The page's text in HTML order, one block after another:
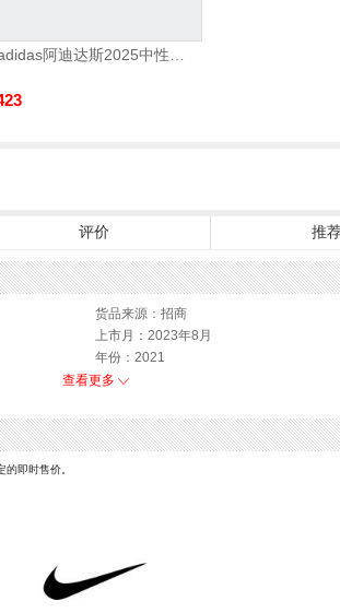
adidas阿迪达斯2025中性edge gamedaySPW FTW-跑步GW2499
评价 推
货品来源：招商
上市月：2023年8月
年份：2021
运动款式：开衫
查看更多
即时售价。